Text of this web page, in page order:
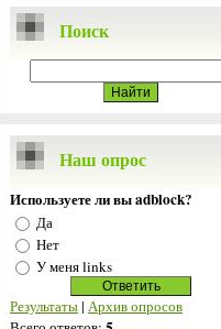
Поиск
Наш опрос
Используете ли вы adblock?
Да
Нет
У меня links
Результаты| Архив опросов